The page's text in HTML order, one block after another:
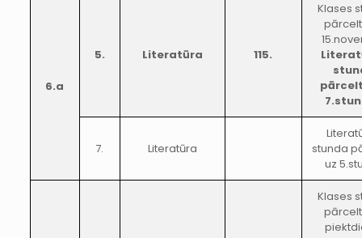
6.a
5. Literatūra 115.
Klases
7. Literatūra
stunda
uz
Klases